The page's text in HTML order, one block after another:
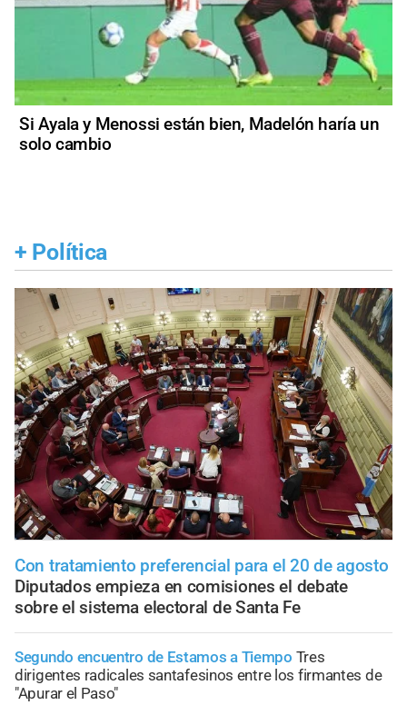
Si Ayala y Menossi están bien, Madelón haría un
solo cambio
+ Política
Con tratamiento preferencial para el 20 de agosto
Diputados empieza en comisiones el debate
sobre el sistema electoral de Santa Fe
Segundo encuentro de Estamos a Tiempo Tres
dirigentes radicales santafesinos entre los firmantes de
"Apurar el Paso"